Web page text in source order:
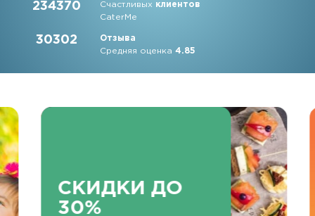
234370 Счастливых клиентов
CaterMe
30302
Отзыва
Средняя оценка4.85
СКИДКИ ДО
30%